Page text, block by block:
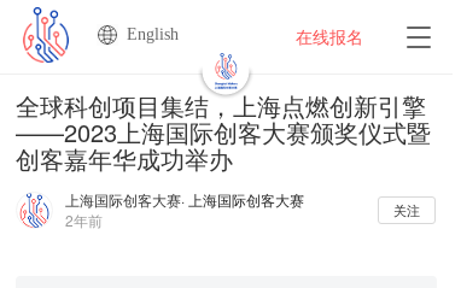
T
g
l
a
v
在线报名
English
全球科创项目集结，上海点燃创新引擎
——2023上海国际创客大赛颁奖仪式暨
创客嘉年华成功举办
上海国际创客大赛· 上海国际创客大赛
2年前
关注